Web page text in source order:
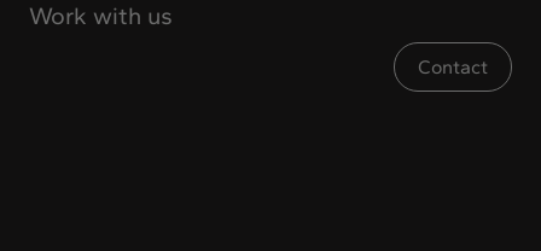
Work with us
Contact